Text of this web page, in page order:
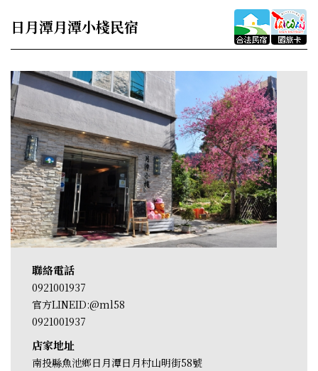
日月潭月潭小棧民宿
聯絡電話
0921001937
官方LINEID:@ml58
0921001937
店家地址
南投縣魚池鄉日月潭日月村山明街58號